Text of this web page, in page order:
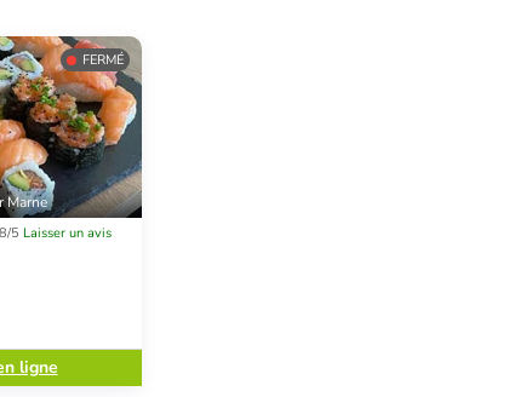
FERMÉ
Marne
5 Laisser un avis
ligne